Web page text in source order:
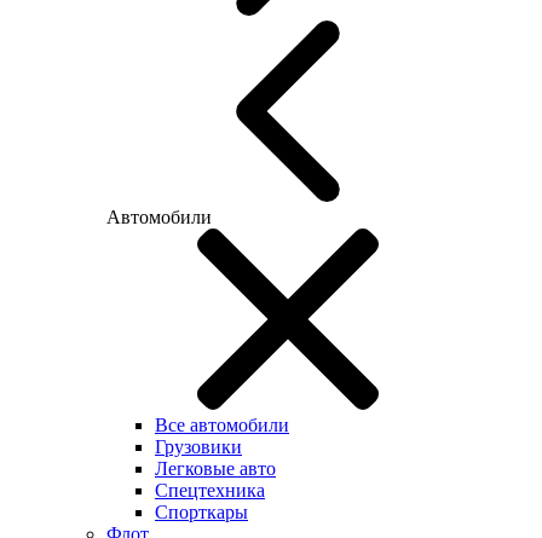
Автомобили
Все автомобили
Грузовики
Легковые авто
Спецтехника
Спорткары
Флот